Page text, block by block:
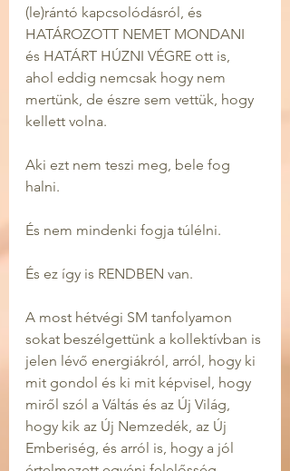
(le)rántó kapcsolódásról, és
HATÁROZOTT NEMET MONDANI
és HATÁRT HÚZNI VÉGRE ott is,
ahol eddig nemcsak hogy nem
mertünk, de észre sem vettük, hogy
kellett volna.
Aki ezt nem teszi meg, bele fog
halni.
És nem mindenki fogja túlélni.
És ez így is RENDBEN van.
A most hétvégi SM tanfolyamon
sokat beszélgettünk a kollektívban is
jelen lévő energiákról, arról, hogy ki
mit gondol és ki mit képvisel, hogy
miről szól a Váltás és az Új Világ,
hogy kik az Új Nemzedék, az Új
Emberiség, és arról is, hogy a jól